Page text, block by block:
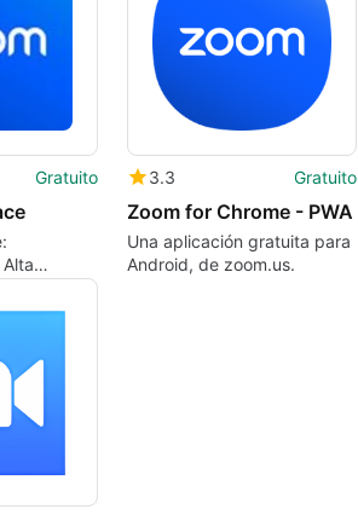
Gratuito 3.3 Gratuito
Zoom for Chrome - PWA
Una aplicación gratuita para
Android, de zoom.us.